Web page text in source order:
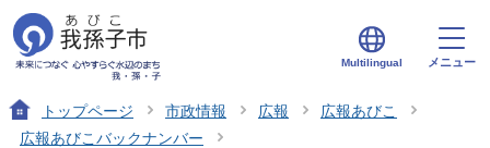
Multilingual メニュー
トップページ 市政情報 広報
広報あびこ
広報あびこバックナンバー